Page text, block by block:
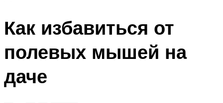
Как избавиться от
полевых мышей на
даче